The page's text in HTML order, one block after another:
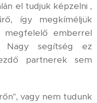
el tudjuk képzelni ,
így megkíméljük
emberrel
segítség ez
partnerek sem
vagy nem tudunk